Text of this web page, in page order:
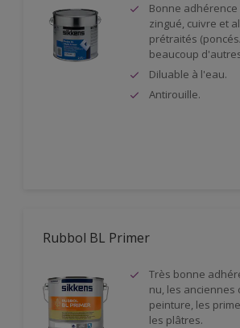
Bonne
zingué, cuivre et
prétraités
beaucoup
Diluable à l'eau.
Antirouille.
Rubbol BL Primer
Très bonne
nu, les anciennes
peinture, les
les plâtres.